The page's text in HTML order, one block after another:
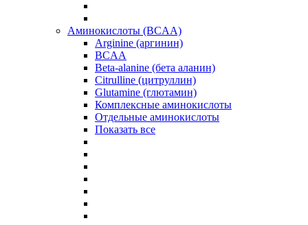
Аминокислоты (BCAA)
Arginine (аргинин)
BCAA
Beta-alanine (бета аланин)
Citrulline (цитруллин)
Glutamine (глютамин)
Комплексные аминокислоты
Отдельные аминокислоты
Показать все